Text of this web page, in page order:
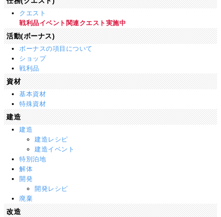
クエスト
戦利品イベント関連クエスト実施中
活動(ボーナス)
ボーナスの項目について
ショップ
戦利品
資材
基本資材
特殊資材
建造
建造
建造レシピ
建造イベント
特別泊地
解体
開発
開発レシピ
廃棄
改造